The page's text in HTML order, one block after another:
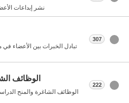
نشر إبداعات
تبادل الخبرات بين الأعضاء في
307
الوظائف
الوظائف الشاغرة والمنح
222